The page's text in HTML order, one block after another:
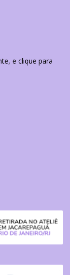
e clique para